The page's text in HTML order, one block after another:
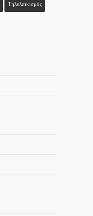
Τηλελαϊκισμός